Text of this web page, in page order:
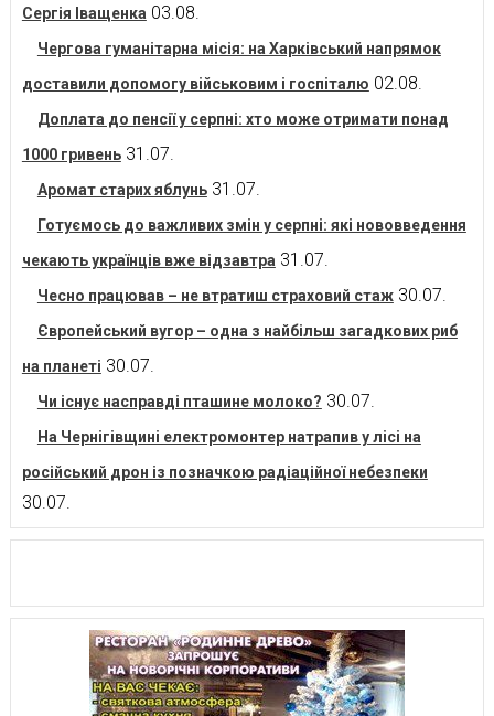
Сергія Іващенка 03.08.
Чергова гуманітарна місія: на Харківський напрямок
доставили допомогу військовим і госпіталю 02.08.
Доплата до пенсії у серпні: хто може отримати понад
1000 гривень 31.07.
Аромат старих яблунь 31.07.
Готуємось до важливих змін у серпні: які нововведення
чекають українців вже відзавтра 31.07.
Чесно працював – не втратиш страховий стаж 30.07.
Європейський вугор – одна з найбільш загадкових риб
на планеті 30.07.
Чи існує насправді пташине молоко? 30.07.
На Чернігівщині електромонтер натрапив у лісі на
російський дрон із позначкою радіаційної небезпеки
30.07.